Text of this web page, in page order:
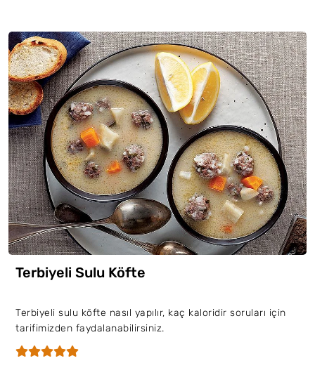
Terbiyeli Sulu Köfte
Terbiyeli sulu köfte nasıl yapılır, kaç kaloridir soruları için
tarifimizden faydalanabilirsiniz.